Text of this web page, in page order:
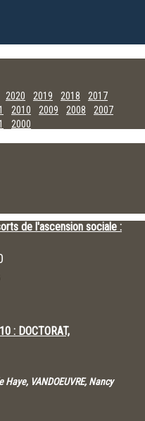
2020 2019 2018
2017
2010 2009 2008
2007
2000
de l'ascension sociale :
: DOCTORAT,
VANDOEUVRE, Nancy